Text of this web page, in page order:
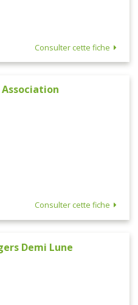
Consulter cette fiche
Consulter cette fiche
Demi Lune